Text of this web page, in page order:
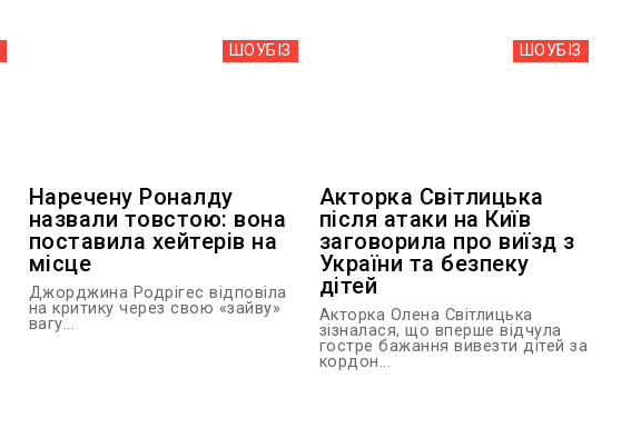
ШОУБIЗ
Наречену Роналду
назвали товстою: вона
поставила хейтерів на
місце
Джорджина Родрігес відповіла
на критику через свою «зайву»
вагу...
ШОУБIЗ
Акторка Світлицька
після атаки на Київ
заговорила про виїзд з
України та безпеку
дітей
Акторка Олена Світлицька
зізналася, що вперше відчула
гостре бажання вивезти дітей за
кордон...